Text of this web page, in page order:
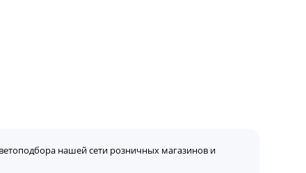
нашей сети розничных магазинов и